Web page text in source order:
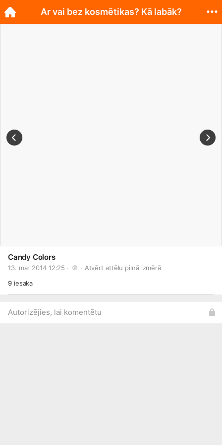
Candy Colors
13. mar 2014 12:25 · · Atvērt attēlu pilnā izmērā
9iesaka
Autorizējies, lai komentētu
Ar vai bez kosmētikas? Kā labāk?